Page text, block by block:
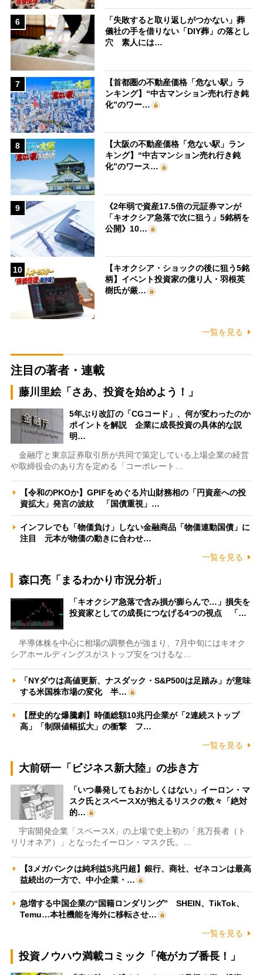
6
「失敗すると取り返しがつかない」葬
儀社の手を借りない「DIY葬」の落とし
穴 素人には…
7
【首都圏の不動産価格「危ない駅」ラ
ンキング】“中古マンション売れ行き鈍
化”のワー…
8
【大阪の不動産価格「危ない駅」ラン
キング】“中古マンション売れ行き鈍
化”のワース…
9
《2年弱で資産17.5倍の元証券マンが
「キオクシア急落で次に狙う」5銘柄を
公開》10…
10
【キオクシア・ショックの後に狙う5銘
柄】イベント投資家の億り人・羽根英
樹氏が厳…
一覧を見る
注目の著者・連載
藤川里絵「さあ、投資を始めよう！」
5年ぶり改訂の「CGコード」、何が変わったのか
ポイントを解説 企業に成長投資の具体的な説
明…
金融庁と東京証券取引所が共同で策定している上場企業の経営
や取締役会のあり方を定める「コーポレート…
【令和のPKOか】GPIFをめぐる片山財務相の「円資産への投
資拡大」発言の波紋 「国債重視」…
インフレでも「物価負け」しない金融商品「物価連動国債」に
注目 元本が物価の動きに合わせ…
一覧を見る
森口亮「まるわかり市況分析」
「キオクシア急落で含み損が膨らんで…」損失を
投資家としての成長につなげる4つの視点 「…
半導体株を中心に相場の調整色が強まり、7月中旬にはキオク
シアホールディングスがストップ安をつけるな…
「NYダウは高値更新、ナスダック・S&P500は足踏み」が意味
する米国株市場の変化 半…
【歴史的な爆騰劇】時価総額10兆円企業が「2連続ストップ
高」「制限値幅拡大」の衝撃 フ…
一覧を見る
大前研一「ビジネス新大陸」の歩き方
「いつ暴発してもおかしくはない」イーロン・マ
スク氏とスペースXが抱えるリスクの数々「絶対
的…
宇宙開発企業「スペースX」の上場で史上初の「兆万長者（ト
リリオネア）」となったイーロン・マスク氏。…
【3メガバンクは純利益5兆円超】銀行、商社、ゼネコンは最高
益続出の一方で、中小企業・…
急増する中国企業の“国籍ロンダリング” SHEIN、TikTok、
Temu…本社機能を海外に移転させ…
一覧を見る
投資ノウハウ満載コミック「俺がカブ番長！」